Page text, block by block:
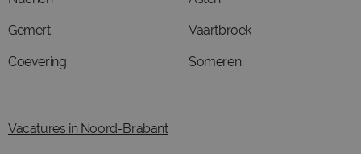
Gemert
Coevering
Vaartbroek
Someren
Vacatures in Noord-Brabant